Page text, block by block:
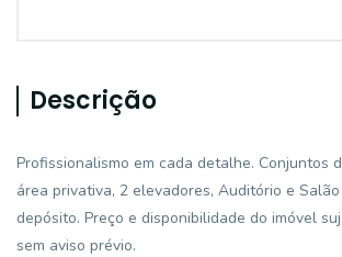
Descrição
Profissionalismo em cada detalhe. Conjuntos
área privativa, 2 elevadores, Auditório e
depósito. Preço e disponibilidade do imóvel
sem aviso prévio.